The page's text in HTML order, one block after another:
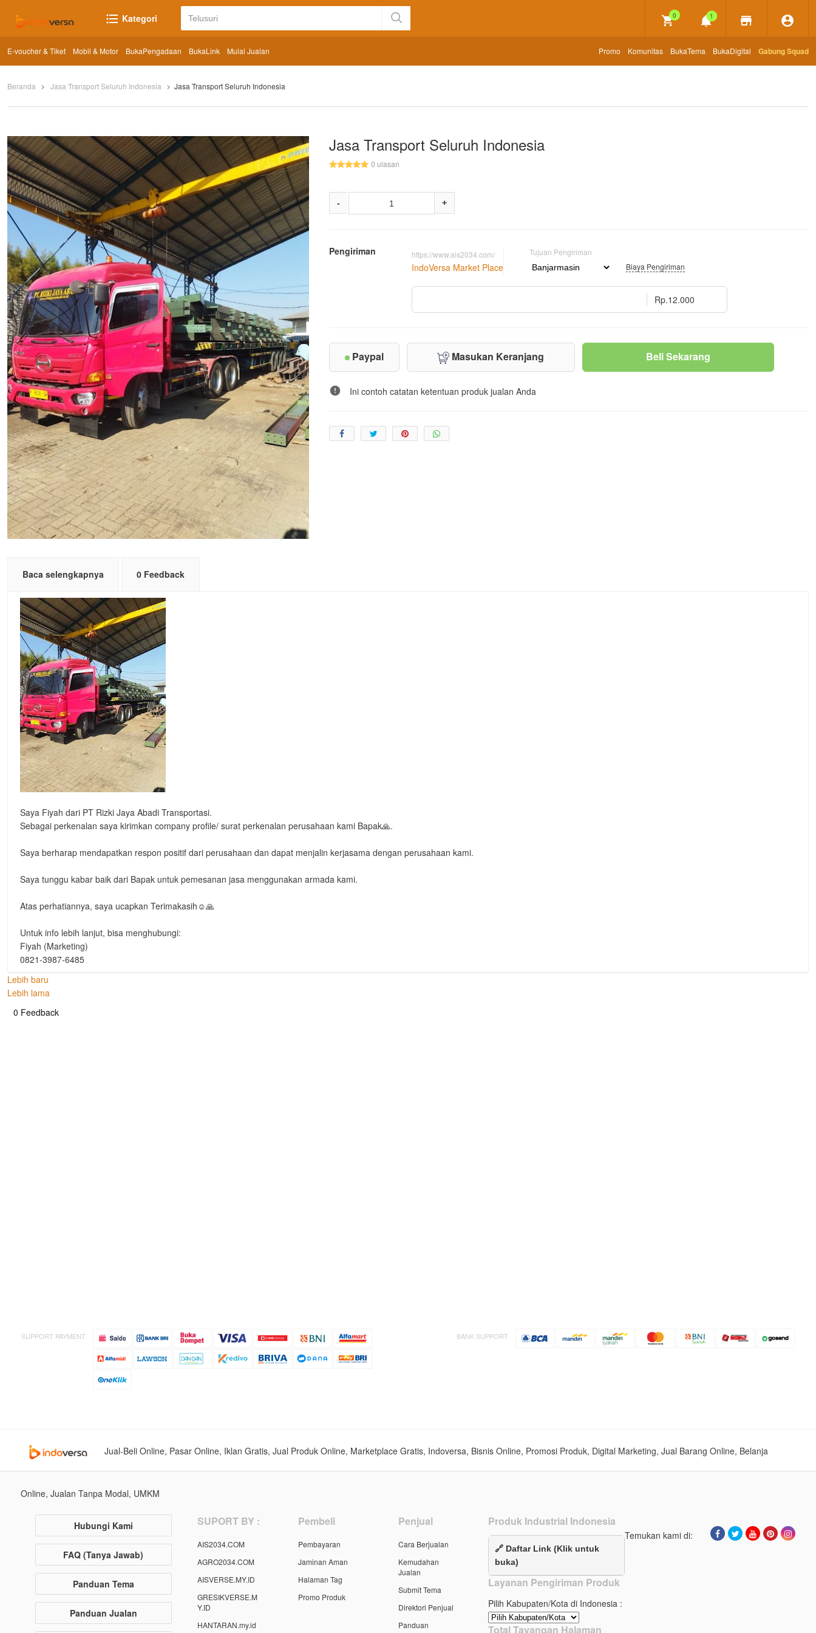
Kategori 0 1
E-voucher & Tiket Mobil & Motor BukaPengadaan BukaLink Mulai Jualan Promo Komunitas BukaTema BukaDigital Gabung Squad
Beranda Jasa Transport Seluruh Indonesia Jasa Transport Seluruh Indonesia
Jasa Transport Seluruh Indonesia
0 ulasan
- +
Pengiriman https://www.ais2034.com/
IndoVersa Market Place
Tujuan Pengiriman
Biaya Pengiriman
Rp.12.000
Paypal Masukan Keranjang Beli Sekarang
Ini contoh catatan ketentuan produk jualan Anda
Baca selengkapnya 0 Feedback
Saya Fiyah dari PT Rizki Jaya Abadi Transportasi.
Sebagai perkenalan saya kirimkan company profile/ surat perkenalan perusahaan kami Bapak🙏.
Saya berharap mendapatkan respon positif dari perusahaan dan dapat menjalin kerjasama dengan perusahaan kami.
Saya tunggu kabar baik dari Bapak untuk pemesanan jasa menggunakan armada kami.
Atas perhatiannya, saya ucapkan Terimakasih☺️🙏
Untuk info lebih lanjut, bisa menghubungi:
Fiyah (Marketing)
0821-3987-6485
Lebih baru
Lebih lama
0 Feedback
SUPPORT PAYMENT BANK SUPPORT
Jual-Beli Online, Pasar Online, Iklan Gratis, Jual Produk Online, Marketplace Gratis, Indoversa, Bisnis Online, Promosi Produk, Digital Marketing, Jual Barang Online, Belanja
Online, Jualan Tanpa Modal, UMKM
Temukan kami di:
Hubungi Kami
FAQ (Tanya Jawab)
Panduan Tema
Panduan Jualan
SUPORT BY :
AIS2034.COM
AGRO2034.COM
AISVERSE.MY.ID
GRESIKVERSE.M
Y.ID
HANTARAN.my.id
Pembeli
Pembayaran
Jaminan Aman
Halaman Tag
Promo Produk
Penjual
Cara Berjualan
Kemudahan
Jualan
Submit Tema
Direktori Penjual
Panduan
Produk Industrial Indonesia
🔗 Daftar Link (Klik untuk
buka)
Layanan Pengiriman Produk
Pilih Kabupaten/Kota di Indonesia :
Total Tayangan Halaman